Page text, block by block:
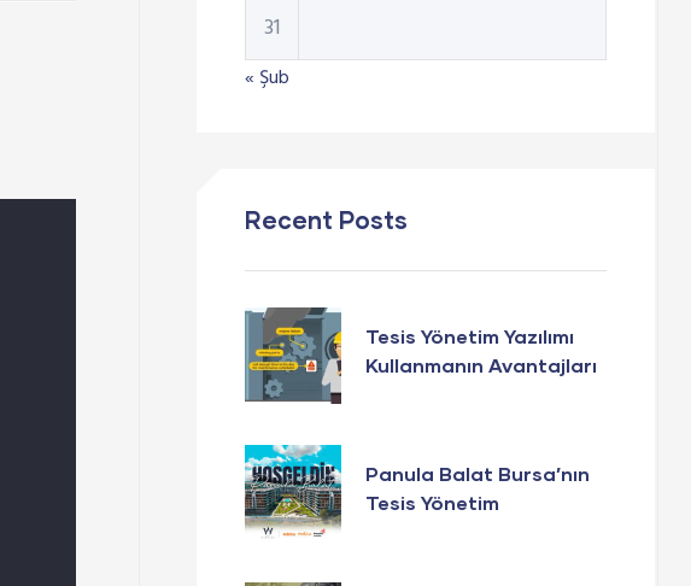
31
« Şub
Recent Posts
Tesis Yönetim Yazılımı
Kullanmanın Avantajları
Panula Balat Bursa’nın
Tesis Yönetim